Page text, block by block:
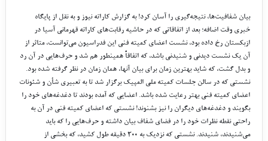
بیان شفافیت‌ها، نتیجه‌گیری را آسان کرد! به گزارش کاراته نیوز و به نقل از پایگاه
خبری وقت اضافه؛ بعد از اتفاقاتی که در حاشیه رقابت‌های کاراته قهرمانی آسیا در
ازبکستان رخ داده بود، نشست اعضای کمیته فنی این فدراسیون می‌توانست، متاثر از
آن یک نشست دیدنی و شنیدنی باشد، که اتفاقاً همینطور هم شد و حرف‌هایی در آن رد
و بدل گشت، که شاید بهترین زمان برای بیان آنها، همان زمان در نظر گرفته شده بود.
نشستی که در سالن جلسات کمیته ملی المپیک برگزار شد تا به تعبیری شأن و شئونات
اعضای کمیته فنی بهتر رعایت شده باشد. اعضایی که آمده بودند تا دغدغه‌های خود را
بگویند و دغدغه‌های دیگران را نیز بشنوند! نشستی که اعضای کمیته فنی در آن به
راحتی نقطه نظرات خود را در فضای شفاف بیان داشته و حرف‌هایی را که باید
می‌شنیدند، شنیدند. نشستی که نزدیک به ۳۰۰ دقیقه طول کشید، که بخشی از